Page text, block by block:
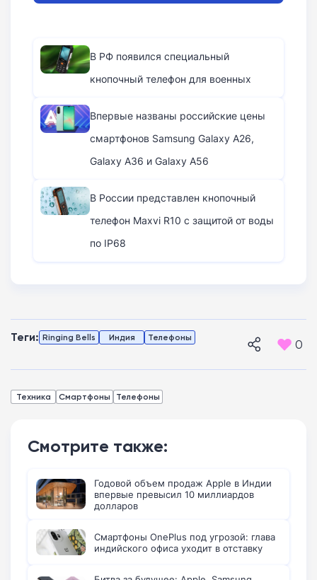
В РФ появился специальный
кнопочный телефон для военных
Впервые названы российские цены
смартфонов Samsung Galaxy A26,
Galaxy A36 и Galaxy A56
В России представлен кнопочный
телефон Maxvi R10 с защитой от воды
по IP68
Теги: Ringing Bells Индия Телефоны 0
Техника Смартфоны Телефоны
Смотрите также:
Годовой объем продаж Apple в Индии
впервые превысил 10 миллиардов
долларов
Смартфоны OnePlus под угрозой: глава
индийского офиса уходит в отставку